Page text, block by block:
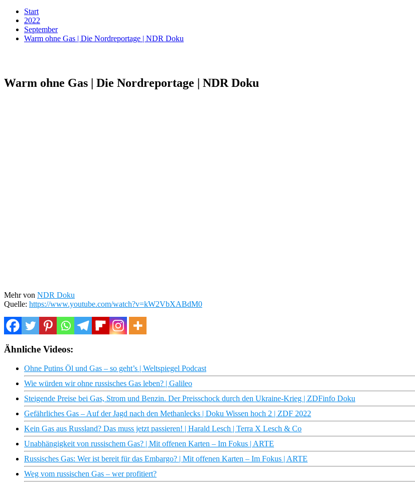
Start
2022
September
Warm ohne Gas | Die Nordreportage | NDR Doku
Warm ohne Gas | Die Nordreportage | NDR Doku
Mehr von NDR Doku
Quelle: https://www.youtube.com/watch?v=kW2VbXABdM0
Ähnliche Videos:
Ohne Putins Öl und Gas – so geht’s | Weltspiegel Podcast
Wie würden wir ohne russisches Gas leben? | Galileo
Steigende Preise bei Gas, Strom und Benzin. Der Preisschock durch den Ukraine-Krieg | ZDFinfo Doku
Gefährliches Gas – Auf der Jagd nach den Methanlecks | Doku Wissen hoch 2 | ZDF 2022
Kein Gas aus Russland? Das muss jetzt passieren! | Harald Lesch | Terra X Lesch & Co
Unabhängigkeit von russischem Gas? | Mit offenen Karten – Im Fokus | ARTE
Russisches Gas: Wer ist bereit für das Embargo? | Mit offenen Karten – Im Fokus | ARTE
Weg vom russischen Gas – wer profitiert?